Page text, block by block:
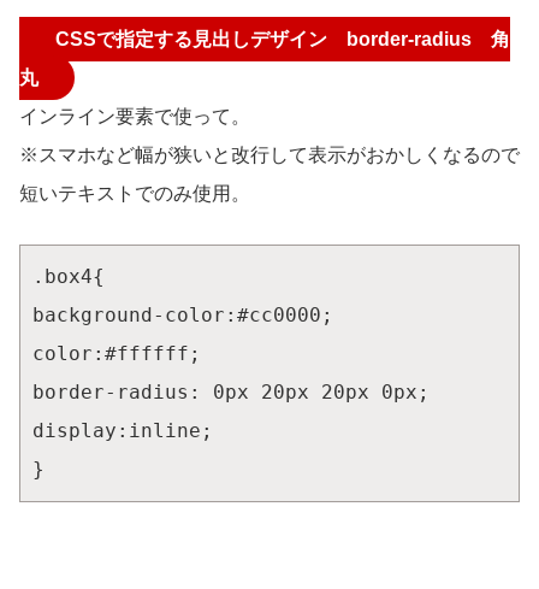
CSSで指定する見出しデザイン border-radius 角
丸
インライン要素で使って。
※スマホなど幅が狭いと改行して表示がおかしくなるので
短いテキストでのみ使用。
.box4{
background-color:#cc0000;
color:#ffffff;
border-radius: 0px 20px 20px 0px;
display:inline;
}